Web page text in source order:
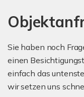
Sie haben noch
einen
einfach das
wir setzen uns